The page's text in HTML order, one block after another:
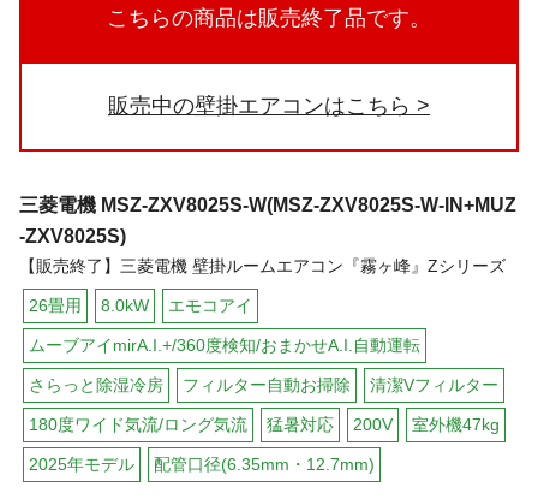
こちらの商品は販売終了品です。
販売中の壁掛エアコンはこちら
三菱電機 MSZ-ZXV8025S-W(MSZ-ZXV8025S-W-IN+MUZ
-ZXV8025S)
【販売終了】三菱電機 壁掛ルームエアコン『霧ヶ峰』Zシリーズ
26畳用 8.0kW エモコアイ
ムーブアイmirA.I.+/360度検知/おまかせA.I.自動運転
さらっと除湿冷房 フィルター自動お掃除 清潔Vフィルター
180度ワイド気流/ロング気流 猛暑対応 200V 室外機47kg
2025年モデル 配管口径(6.35mm・12.7mm)